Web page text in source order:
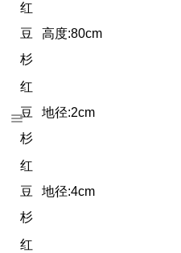
红
豆
杉
高度:80cm
红
豆
杉
地径:2cm
红
豆
杉
地径:4cm
红